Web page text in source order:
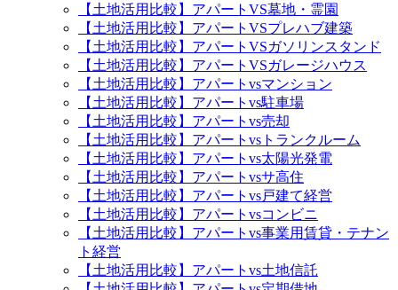
【土地活用比較】アパートVS墓地・霊園
【土地活用比較】アパートVSプレハブ建築
【土地活用比較】アパートVSガソリンスタンド
【土地活用比較】アパートVSガレージハウス
【土地活用比較】アパートvsマンション
【土地活用比較】アパートvs駐車場
【土地活用比較】アパートvs売却
【土地活用比較】アパートvsトランクルーム
【土地活用比較】アパートvs太陽光発電
【土地活用比較】アパートvsサ高住
【土地活用比較】アパートvs戸建て経営
【土地活用比較】アパートvsコンビニ
【土地活用比較】アパートvs事業用賃貸・テナン
ト経営
【土地活用比較】アパートvs土地信託